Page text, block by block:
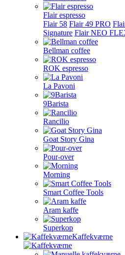
Flair espresso
Flair 58 Flair 49 PRO
Signature Flair NEO
Bellman coffee
ROK espresso
La Pavoni
9Barista
Rancilio
Goat Story Gina
Pour-over
Morning
Smart Coffee Tools
Aram kaffe
Superkop
Kaffekværne